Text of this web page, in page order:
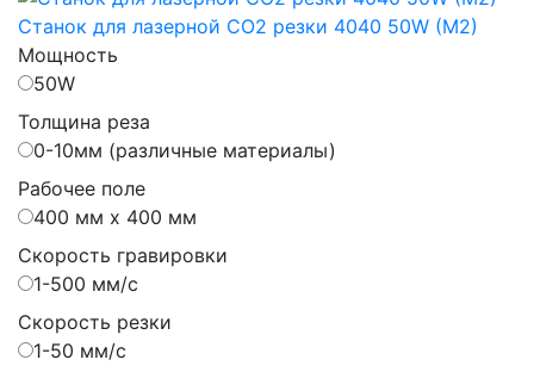
Станок для лазерной CO2 резки 4040 50W (M2)
Мощность
50W
Толщина реза
0-10мм (различные материалы)
Рабочее поле
400 мм х 400 мм
Скорость гравировки
1-500 мм/с
Скорость резки
1-50 мм/с